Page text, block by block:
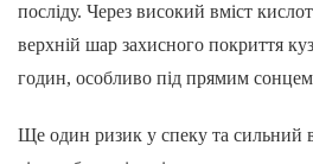
посліду. Через високий вміст
верхній шар захисного покриття
годин, особливо під прямим
Ще один ризик у спеку та сильний